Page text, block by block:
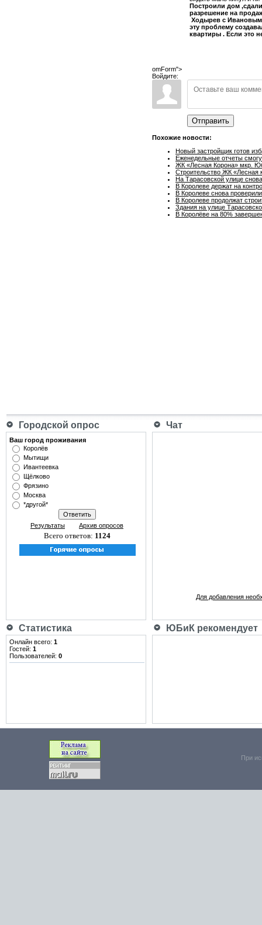
Построили дом
разрешение на
Ходырев с Ивановым
эту проблему
квартиры . Если это
omForm">
Войдите:
Отправить
Похожие новости:
Новый застройщик готов
Еженедельные отчеты
ЖК «Лесная Корона» мкр.
Строительство ЖК «Лесная
На Тарасовской улице
В Королеве держат на
В Королеве снова
В Королеве продолжат
Здания на улице
В Королёве на 80%
Городской опрос Чат
Ваш город проживания
Королёв
Мытищи
Ивантеевка
Щёлково
Фрязино
Москва
*другой*
Результаты Архив опросов
Всего ответов: 1124
Для добавления
Статистика ЮБиК рекомендует
Онлайн всего: 1
Гостей: 1
Пользователей: 0
При